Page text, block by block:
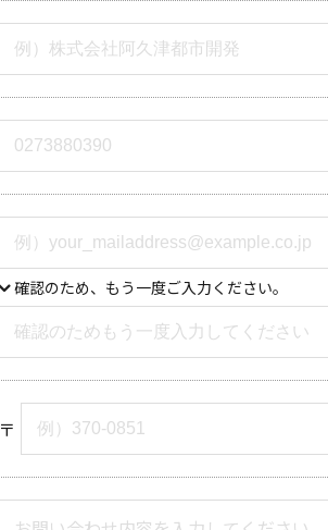
確認のため、もう一度ご入力ください。
〒